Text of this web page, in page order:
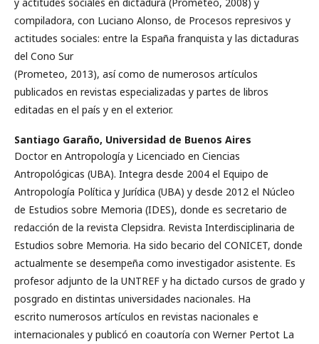
compiladora, con Luciano Alonso, de Procesos represivos y
actitudes sociales: entre la España franquista y las dictaduras
del Cono Sur
(Prometeo, 2013), así como de numerosos artículos
publicados en revistas especializadas y partes de libros
editadas en el país y en el exterior.
Santiago Garaño, Universidad de Buenos Aires
Doctor en Antropología y Licenciado en Ciencias
Antropológicas (UBA). Integra desde 2004 el Equipo de
Antropología Política y Jurídica (UBA) y desde 2012 el Núcleo
de Estudios sobre Memoria (IDES), donde es secretario de
redacción de la revista Clepsidra. Revista Interdisciplinaria de
Estudios sobre Memoria. Ha sido becario del CONICET, donde
actualmente se desempeña como investigador asistente. Es
profesor adjunto de la UNTREF y ha dictado cursos de grado y
posgrado en distintas universidades nacionales. Ha
escrito numerosos artículos en revistas nacionales e
internacionales y publicó en coautoría con Werner Pertot La